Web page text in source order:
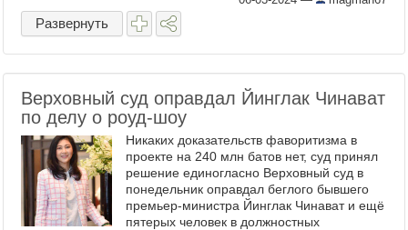
энциклопедических познаниях музыки. ...
Развернуть
Верховный суд оправдал Йинглак Чинават
по делу о роуд-шоу
Никаких доказательств фаворитизма в
проекте на 240 млн батов нет, суд принял
решение единогласно Верховный суд в
понедельник оправдал беглого бывшего
премьер-министра Йинглак Чинават и ещё
пятерых человек в должностных